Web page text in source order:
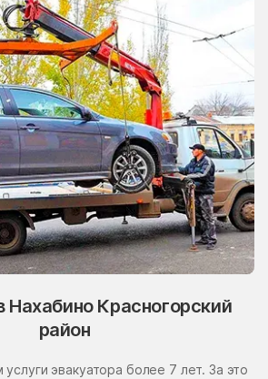
Нахабино Красногорский
район
эвакуатора более 7 лет. За это